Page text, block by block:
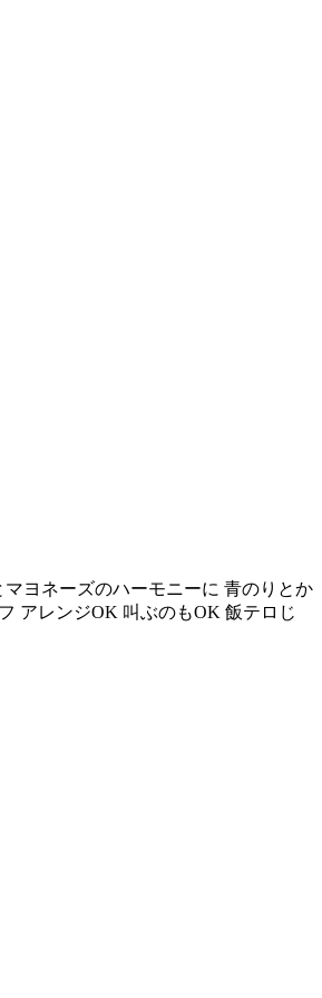
ヨネーズのハーモニーに 青のりとか
アレンジOK 叫ぶのもOK 飯テロじ